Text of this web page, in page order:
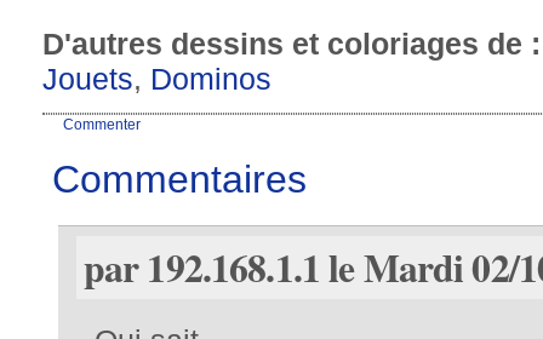
D'autres dessins et coloriages de
Jouets, Dominos
Commenter
Commentaires
par 192.168.1.1 le Mardi 02/